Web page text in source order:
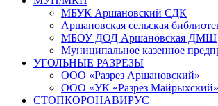
МБУК Аршановский СДК
Аршановская сельская
МБОУ ДОД Аршановская ДМШ
Муниципальное казенное
УГОЛЬНЫЕ РАЗРЕЗЫ
ООО «Разрез Аршановский»
ООО «УК «Разрез Майрыхский»
СТОПКОРОНАВИРУС